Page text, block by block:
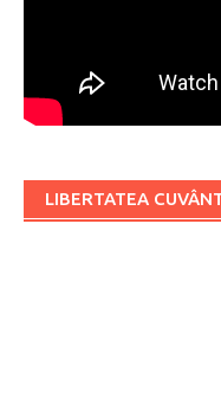
LIBERTATEA